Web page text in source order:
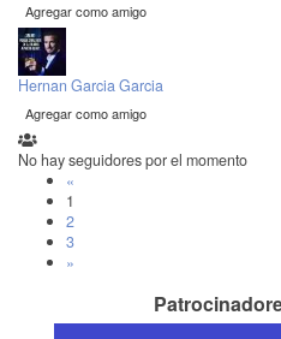
Agregar como amigo
Hernan Garcia Garcia
Agregar como amigo
No hay seguidores por el momento
«
1
2
3
»